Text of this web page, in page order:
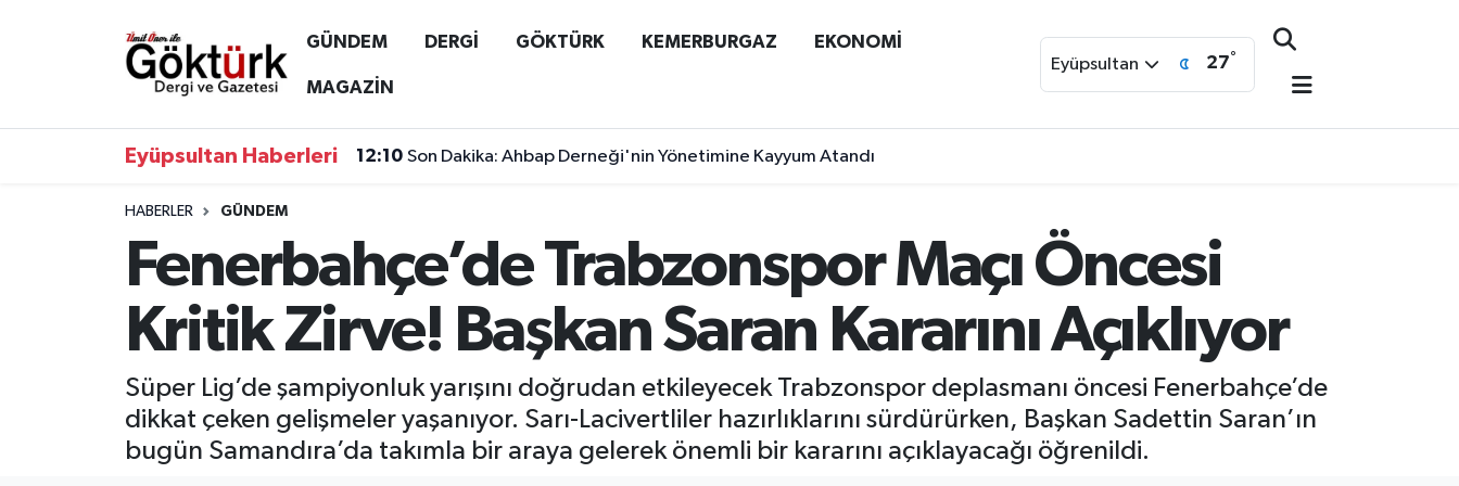
GÜNDEM DERGİ GÖKTÜRK KEMERBURGAZ EKONOMİ
MAGAZİN
Eyüpsultan 27°
Eyüpsultan Haberleri 12:10 Son Dakika: Ahbap Derneği'nin Yönetimine Kayyum Atandı
HABERLER GÜNDEM
Fenerbahçe’de Trabzonspor Maçı Öncesi
Kritik Zirve! Başkan Saran Kararını Açıklıyor
Süper Lig’de şampiyonluk yarışını doğrudan etkileyecek Trabzonspor deplasmanı öncesi Fenerbahçe’de
dikkat çeken gelişmeler yaşanıyor. Sarı-Lacivertliler hazırlıklarını sürdürürken, Başkan Sadettin Saran’ın
bugün Samandıra’da takımla bir araya gelerek önemli bir kararını açıklayacağı öğrenildi.
Anne Çocuk
GÖKTÜRK
Eyüpsultan Hava Durumu
Tüm Manşetler
Son Dakika Haberleri